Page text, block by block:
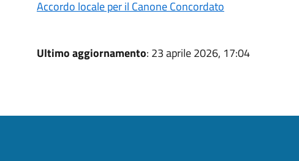
Accordo locale per il Canone Concordato
Ultimo aggiornamento: 23 aprile 2026, 17:04